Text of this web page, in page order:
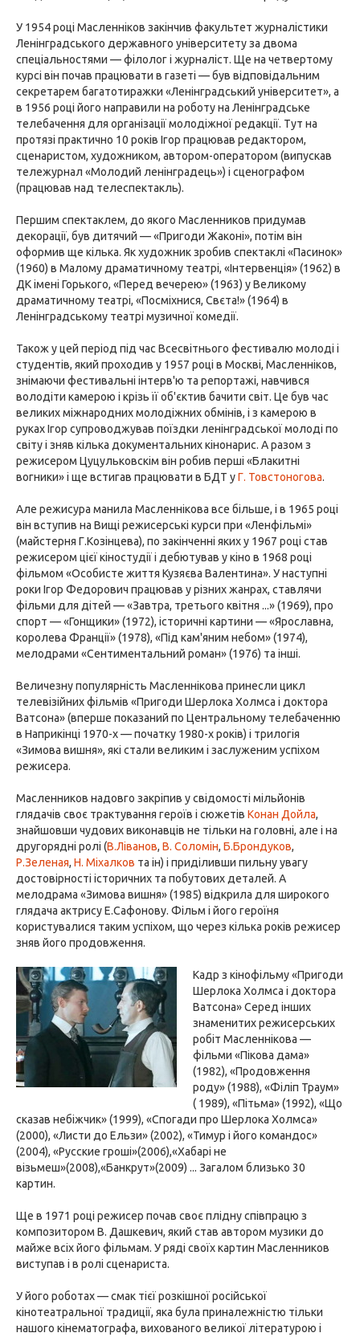
У 1954 році Масленніков закінчив факультет журналістики
Ленінградського державного університету за двома
спеціальностями — філолог і журналіст. Ще на четвертому
курсі він почав працювати в газеті — був відповідальним
секретарем багатотиражки «Ленінградський університет», а
в 1956 році його направили на роботу на Ленінградське
телебачення для організації молодіжної редакції. Тут на
протязі практично 10 років Ігор працював редактором,
сценаристом, художником, автором-оператором (випускав
тележурнал «Молодий ленінградець») і сценографом
(працював над телеспектакль).
Першим спектаклем, до якого Масленников придумав
декорації, був дитячий — «Пригоди Жаконі», потім він
оформив ще кілька. Як художник зробив спектаклі «Пасинок»
(1960) в Малому драматичному театрі, «Інтервенція» (1962) в
ДК імені Горького, «Перед вечерею» (1963) у Великому
драматичному театрі, «Посміхнися, Свєта!» (1964) в
Ленінградському театрі музичної комедії.
Також у цей період під час Всесвітнього фестивалю молоді і
студентів, який проходив у 1957 році в Москві, Масленніков,
знімаючи фестивальні інтерв'ю та репортажі, навчився
володіти камерою і крізь її об'єктив бачити світ. Це був час
великих міжнародних молодіжних обмінів, і з камерою в
руках Ігор супроводжував поїздки ленінградської молоді по
світу і зняв кілька документальних кінонарис. А разом з
режисером Цуцульковскім він робив перші «Блакитні
вогники» і ще встигав працювати в БДТ уГ. Товстоногова.
Але режисура манила Масленнікова все більше, і в 1965 році
він вступив на Вищі режисерські курси при «Ленфільмі»
(майстерня Г.Козінцева), по закінченні яких у 1967 році став
режисером цієї кіностудії і дебютував у кіно в 1968 році
фільмом «Особисте життя Кузяєва Валентина». У наступні
роки Ігор Федорович працював у різних жанрах, ставлячи
фільми для дітей — «Завтра, третього квітня ...» (1969), про
спорт — «Гонщики» (1972), історичні картини — «Ярославна,
королева Франції» (1978), «Під кам'яним небом» (1974),
мелодрами «Сентиментальний роман» (1976) та інші.
Величезну популярність Масленнікова принесли цикл
телевізійних фільмів «Пригоди Шерлока Холмса і доктора
Ватсона» (вперше показаний по Центральному телебаченню
в Наприкінці 1970-х — початку 1980-х років) і трилогія
«Зимова вишня», які стали великим і заслуженим успіхом
режисера.
Масленников надовго закріпив у свідомості мільйонів
глядачів своє трактування героїв і сюжетів Конан Дойла,
знайшовши чудових виконавців не тільки на головні, але і на
другорядні ролі (В.Ліванов, В. Соломін, Б.Брондуков,
Р.Зеленая, Н. Міхалков та ін) і приділивши пильну увагу
достовірності історичних та побутових деталей. А
мелодрама «Зимова вишня» (1985) відкрила для широкого
глядача актрису Е.Сафонову. Фільм і його героїня
користувалися таким успіхом, що через кілька років режисер
зняв його продовження.
Кадр з кінофільму «Пригоди
Шерлока Холмса і доктора
Ватсона» Серед інших
знаменитих режисерських
робіт Масленнікова —
фільми «Пікова дама»
(1982), «Продовження
роду» (1988), «Філіп Траум»
( 1989), «Пітьма» (1992), «Що
сказав небіжчик» (1999), «Спогади про Шерлока Холмса»
(2000), «Листи до Ельзи» (2002), «Тимур і його командос»
(2004), «Русские гроші»(2006),«Хабарі не
візьмеш»(2008),«Банкрут»(2009) ... Загалом близько 30
картин.
Ще в 1971 році режисер почав своє плідну співпрацю з
композитором В. Дашкевич, який став автором музики до
майже всіх його фільмам. У ряді своїх картин Масленников
виступав і в ролі сценариста.
У його роботах — смак тієї розкішної російської
кінотеатральної традиції, яка була приналежністю тільки
нашого кінематографа, вихованого великої літературою і